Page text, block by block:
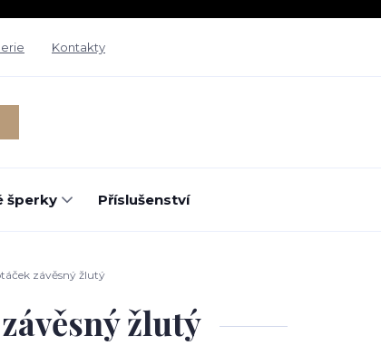
Kontakty
šperky Příslušenství
závěsný žlutý
žlutý